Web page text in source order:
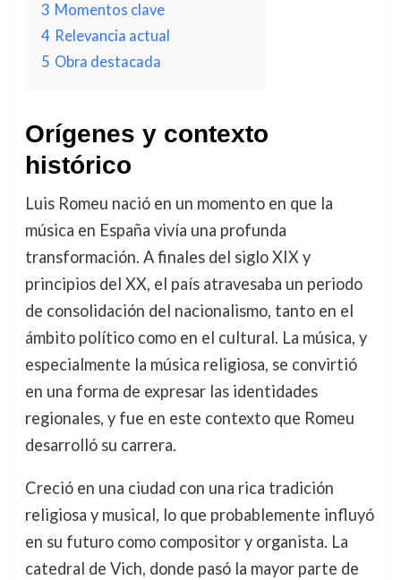
3 Momentos clave
4 Relevancia actual
5 Obra destacada
Orígenes y contexto
histórico
Luis Romeu nació en un momento en que la
música en España vivía una profunda
transformación. A finales del siglo XIX y
principios del XX, el país atravesaba un periodo
de consolidación del nacionalismo, tanto en el
ámbito político como en el cultural. La música, y
especialmente la música religiosa, se convirtió
en una forma de expresar las identidades
regionales, y fue en este contexto que Romeu
desarrolló su carrera.
Creció en una ciudad con una rica tradición
religiosa y musical, lo que probablemente influyó
en su futuro como compositor y organista. La
catedral de Vich, donde pasó la mayor parte de